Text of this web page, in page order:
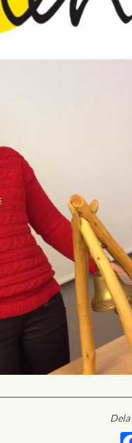
Dela